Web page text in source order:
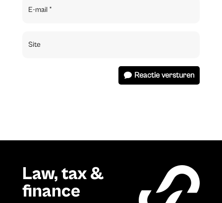
Reactie versturen
Law, tax &
finance